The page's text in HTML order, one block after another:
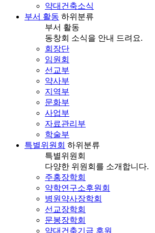
약대건축소식
부서 활동 하위분류
부서 활동
동창회 소식을 안내 드려요.
회장단
임원회
선교부
약사부
지역부
문화부
사업부
자료관리부
학술부
특별위원회 하위분류
특별위원회
다양한 위원회를 소개합니다.
주홍장학회
약학연구소후원회
병원약사장학회
선교장학회
문봉장학회
약대건축기금 후원